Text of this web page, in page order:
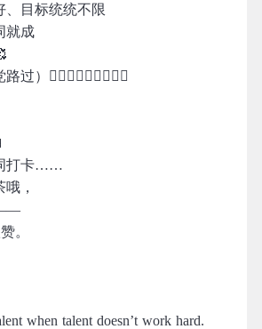
、目标统统不限
就成
过）🚶🏻‍♀️🚶🏻‍♀️🚶🏻‍♀️
打卡……
，
——
。
when talent doesn’t work hard.